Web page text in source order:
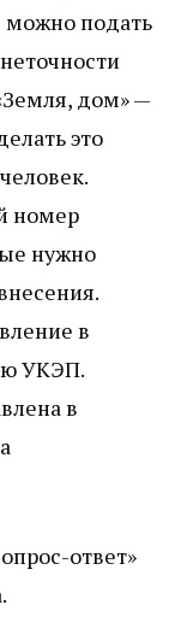
можно подать
дом» —
это
номер
нужно
в
УКЭП.
в
ответ»